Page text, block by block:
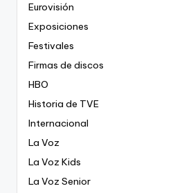
Eurovisión
Exposiciones
Festivales
Firmas de discos
HBO
Historia de TVE
Internacional
La Voz
La Voz Kids
La Voz Senior